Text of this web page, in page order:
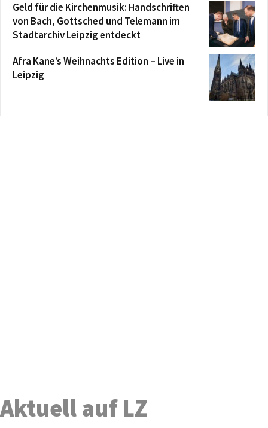
Geld für die Kirchenmusik: Handschriften
von Bach, Gottsched und Telemann im
Stadtarchiv Leipzig entdeckt
Afra Kane’s Weihnachts Edition – Live in
Leipzig
Aktuell auf LZ